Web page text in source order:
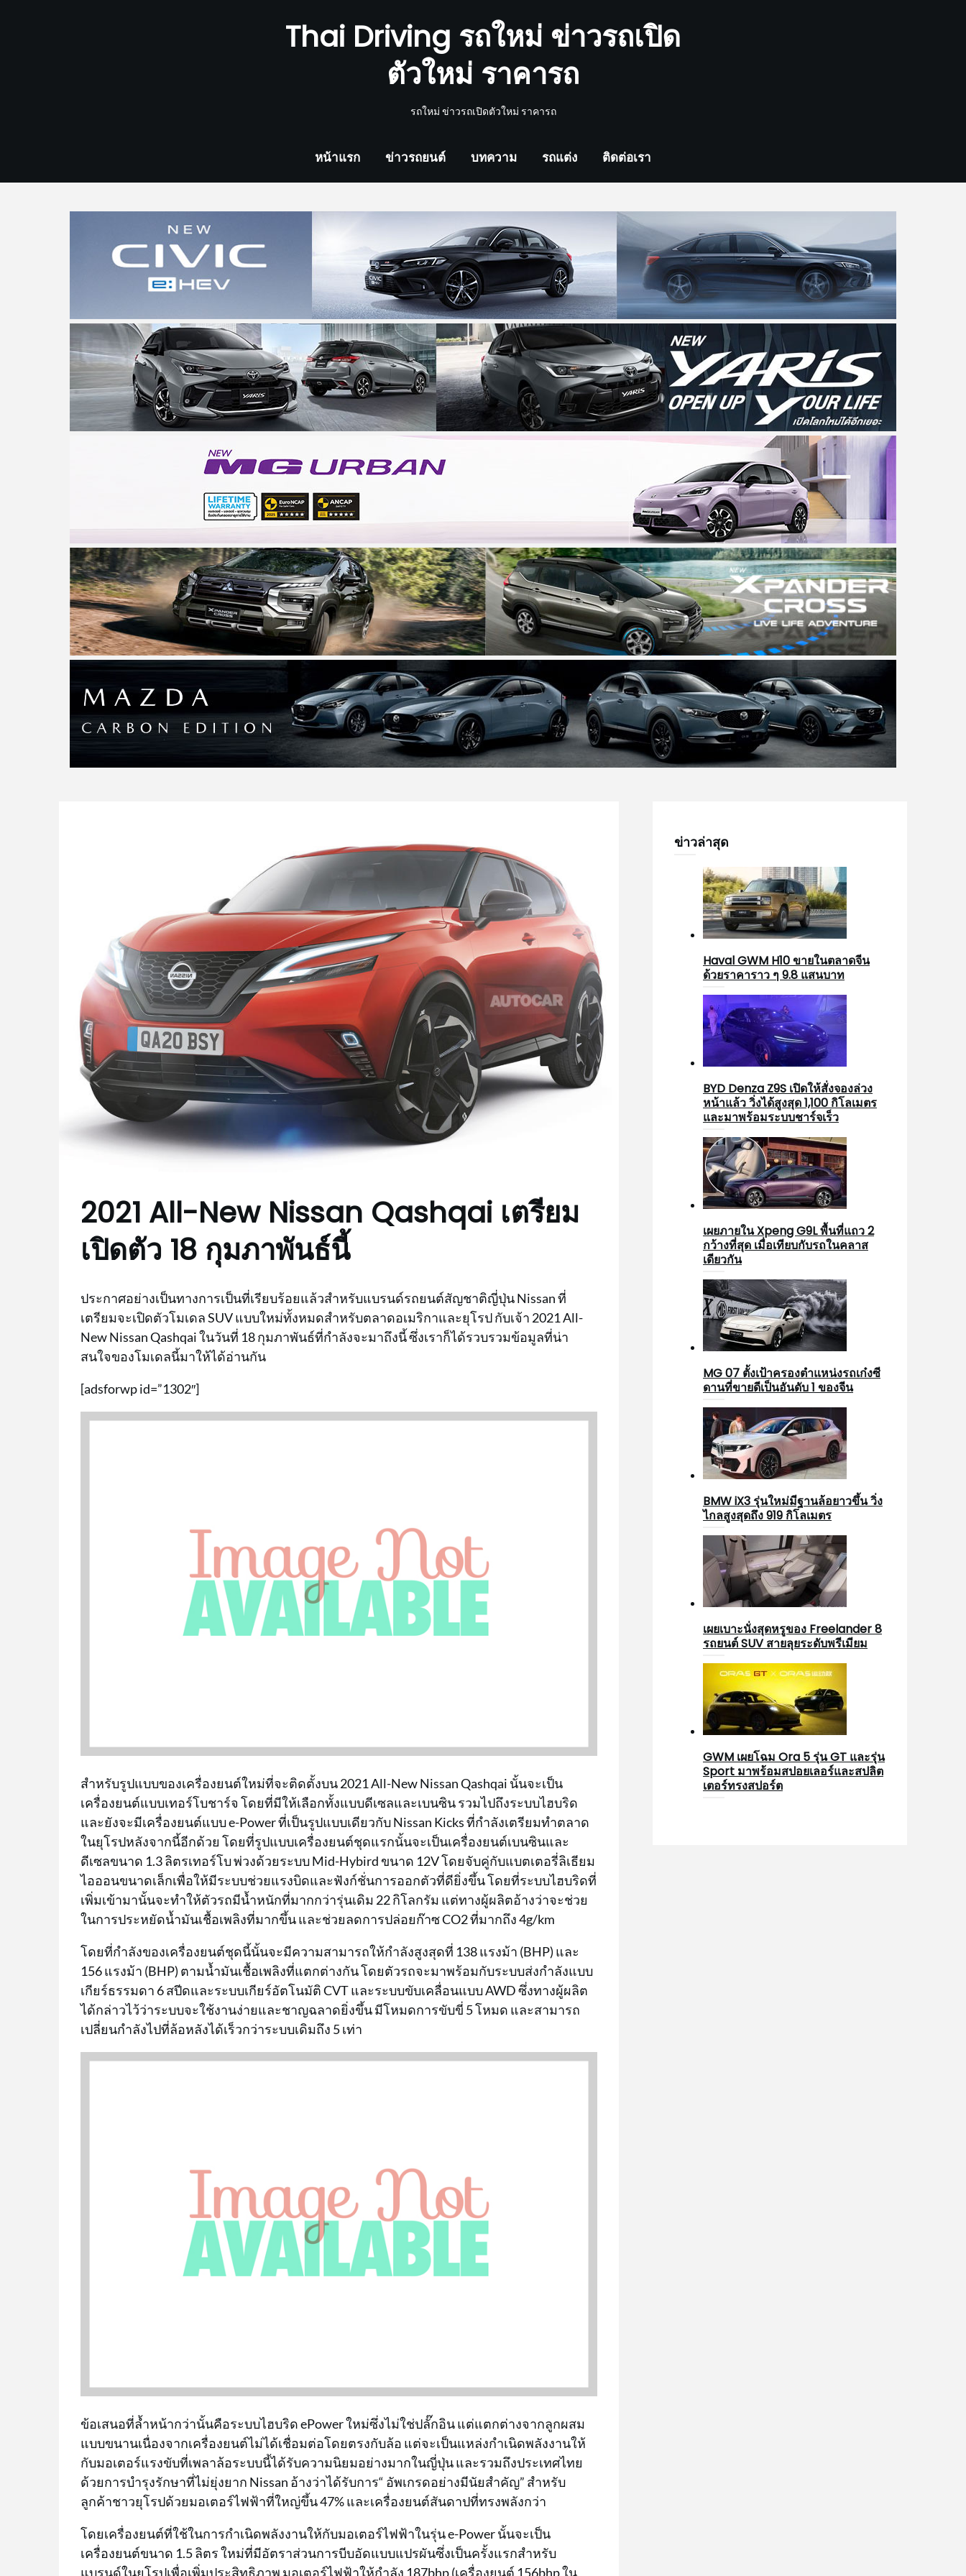
Thai Driving รถใหม่ ข่าวรถเปิด
ตัวใหม่ ราคารถ
รถใหม่ ข่าวรถเปิดตัวใหม่ ราคารถ
หน้าแรก ข่าวรถยนต์ บทความ รถแต่ง ติดต่อเรา
2021 All-New Nissan Qashqai เตรียม
เปิดตัว 18 กุมภาพันธ์นี้
ประกาศอย่างเป็นทางการเป็นที่เรียบร้อยแล้วสำหรับแบรนด์รถยนต์สัญชาติญี่ปุ่น Nissan ที่
เตรียมจะเปิดตัวโมเดล SUV แบบใหม่ทั้งหมดสำหรับตลาดอเมริกาและยุโรป กับเจ้า 2021 All-
New Nissan Qashqai ในวันที่ 18 กุมภาพันธ์ที่กำลังจะมาถึงนี้ ซึ่งเราก็ได้รวบรวมข้อมูลที่น่า
สนใจของโมเดลนี้มาให้ได้อ่านกัน
[adsforwp id=”1302″]
สำหรับรูปแบบของเครื่องยนต์ใหม่ที่จะติดตั้งบน 2021 All-New Nissan Qashqai นั้นจะเป็น
เครื่องยนต์แบบเทอร์โบชาร์จ โดยที่มีให้เลือกทั้งแบบดีเซลและเบนซิน รวมไปถึงระบบไฮบริด
และยังจะมีเครื่องยนต์แบบ e-Power ที่เป็นรูปแบบเดียวกับ Nissan Kicks ที่กำลังเตรียมทำตลาด
ในยุโรปหลังจากนี้อีกด้วย โดยที่รูปแบบเครื่องยนต์ชุดแรกนั้นจะเป็นเครื่องยนต์เบนซินและ
ดีเซลขนาด 1.3 ลิตรเทอร์โบ พ่วงด้วยระบบ Mid-Hybird ขนาด 12V โดยจับคู่กับแบตเตอรี่ลิเธียม
ไอออนขนาดเล็กเพื่อให้มีระบบช่วยแรงบิดและฟังก์ชั่นการออกตัวที่ดียิ่งขึ้น โดยที่ระบบไฮบริดที่
เพิ่มเข้ามานั้นจะทำให้ตัวรถมีน้ำหนักที่มากกว่ารุ่นเดิม 22 กิโลกรัม แต่ทางผู้ผลิตอ้างว่าจะช่วย
ในการประหยัดน้ำมันเชื้อเพลิงที่มากขึ้น และช่วยลดการปล่อยก๊าซ CO2 ที่มากถึง 4g/km
โดยที่กำลังของเครื่องยนต์ชุดนี้นั้นจะมีความสามารถให้กำลังสูงสุดที่ 138 แรงม้า (BHP) และ
156 แรงม้า (BHP) ตามน้ำมันเชื้อเพลิงที่แตกต่างกัน โดยตัวรถจะมาพร้อมกับระบบส่งกำลังแบบ
เกียร์ธรรมดา 6 สปีดและระบบเกียร์อัตโนมัติ CVT และระบบขับเคลื่อนแบบ AWD ซึ่งทางผู้ผลิต
ได้กล่าวไว้ว่าระบบจะใช้งานง่ายและชาญฉลาดยิ่งขึ้น มีโหมดการขับขี่ 5 โหมด และสามารถ
เปลี่ยนกำลังไปที่ล้อหลังได้เร็วกว่าระบบเดิมถึง 5 เท่า
ข้อเสนอที่ล้ำหน้ากว่านั้นคือระบบไฮบริด ePower ใหม่ซึ่งไม่ใช่ปลั๊กอิน แต่แตกต่างจากลูกผสม
แบบขนานเนื่องจากเครื่องยนต์ไม่ได้เชื่อมต่อโดยตรงกับล้อ แต่จะเป็นแหล่งกำเนิดพลังงานให้
กับมอเตอร์แรงขับที่เพลาล้อระบบนี้ได้รับความนิยมอย่างมากในญี่ปุ่น และรวมถึงประเทศไทย
ด้วยการบำรุงรักษาที่ไม่ยุ่งยาก Nissan อ้างว่าได้รับการ“ อัพเกรดอย่างมีนัยสำคัญ” สำหรับ
ลูกค้าชาวยุโรปด้วยมอเตอร์ไฟฟ้าที่ใหญ่ขึ้น 47% และเครื่องยนต์สันดาปที่ทรงพลังกว่า
โดยเครื่องยนต์ที่ใช้ในการกำเนิดพลังงานให้กับมอเตอร์ไฟฟ้าในรุ่น e-Power นั้นจะเป็น
เครื่องยนต์ขนาด 1.5 ลิตร ใหม่ที่มีอัตราส่วนการบีบอัดแบบแปรผันซึ่งเป็นครั้งแรกสำหรับ
แบรนด์ในยุโรปเพื่อเพิ่มประสิทธิภาพ มอเตอร์ไฟฟ้าให้กำลัง 187bhp (เครื่องยนต์ 156bhp ใน
ข่าวล่าสุด
Haval GWM H10 ขายในตลาดจีน
ด้วยราคาราว ๆ 9.8 แสนบาท
BYD Denza Z9S เปิดให้สั่งจองล่วง
หน้าแล้ว วิ่งได้สูงสุด 1,100 กิโลเมตร
และมาพร้อมระบบชาร์จเร็ว
เผยภายใน Xpeng G9L พื้นที่แถว 2
กว้างที่สุด เมื่อเทียบกับรถในคลาส
เดียวกัน
MG 07 ตั้งเป้าครองตำแหน่งรถเก๋งซี
ดานที่ขายดีเป็นอันดับ 1 ของจีน
BMW iX3 รุ่นใหม่มีฐานล้อยาวขึ้น วิ่ง
ไกลสูงสุดถึง 919 กิโลเมตร
เผยเบาะนั่งสุดหรูของ Freelander 8
รถยนต์ SUV สายลุยระดับพรีเมียม
GWM เผยโฉม Ora 5 รุ่น GT และรุ่น
Sport มาพร้อมสปอยเลอร์และสปลิต
เตอร์ทรงสปอร์ต